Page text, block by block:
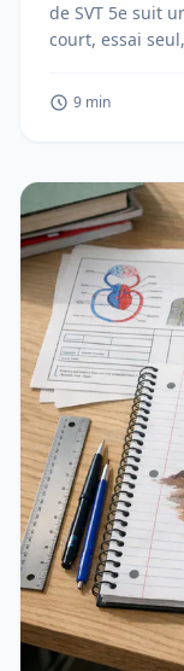
de SVT 5e suit
court, essai
9 min